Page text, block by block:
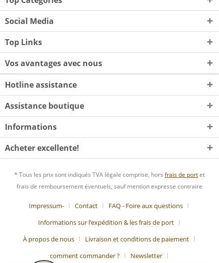
Social Media
Top Links
Vos avantages avec nous
Hotline assistance
Assistance boutique
Informations
Acheter excellente!
* Tous les prix sont indiqués TVA légale comprise, hors frais de portet
frais de remboursement éventuels, sauf mention expresse contraire
Impressum- Contact
FAQ - Foire aux questions
Informations sur l’expédition & les frais de port
À propos de nous
Livraison et conditions de paiement
comment commander ?
Newsletter